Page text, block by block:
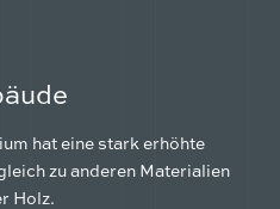
hat eine stark erhöhte
zu anderen Materialien
Holz.